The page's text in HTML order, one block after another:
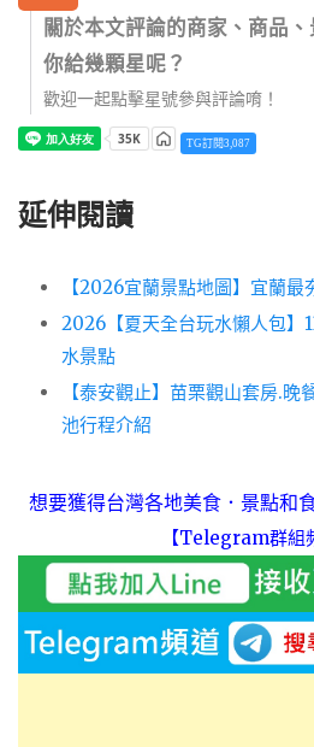
關於本文評論的商家、商品
你給幾顆星呢？
歡迎一起點擊星號參與評論唷！
TG訂閱3,087
延伸閱讀
【2026宜蘭景點地圖】宜蘭
2026【夏天全台玩水懶人包】
水景點
【泰安觀止】苗栗觀山套房.晚
池行程介紹
想要獲得台灣各地美食．景點和
【Telegram群組